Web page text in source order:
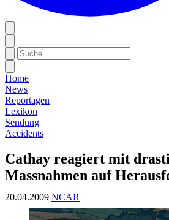
Home
News
Reportagen
Lexikon
Sendung
Accidents
Cathay reagiert mit
Massnahmen auf
20.04.2009 NCAR